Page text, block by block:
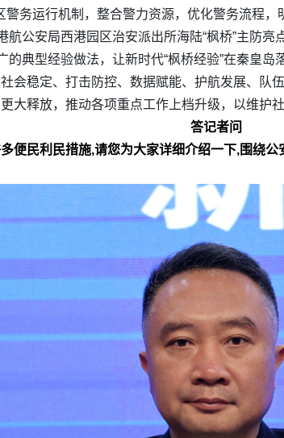
警务运行机制，整合警力资源，优化警务流程
航公安局西港园区治安派出所海陆“枫桥”主防
的典型经验做法，让新时代“枫桥经验”在秦皇岛
会稳定、打击防控、数据赋能、护航发展、队
大释放，推动各项重点工作上档升级，以维护
答记者问
便民利民措施,请您为大家详细介绍一下,围绕公